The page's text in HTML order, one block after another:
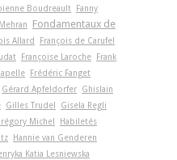
Boudreault
Fanny
Fondamentaux de
Allard
François de Carufel
Françoise Laroche
Frank
Frédéric Fanget
Gérard Apfeldorfer Ghislain
Gilles Trudel
Gisela Regli
Michel
Habiletés
Hannie van Genderen
Katia Lesniewska